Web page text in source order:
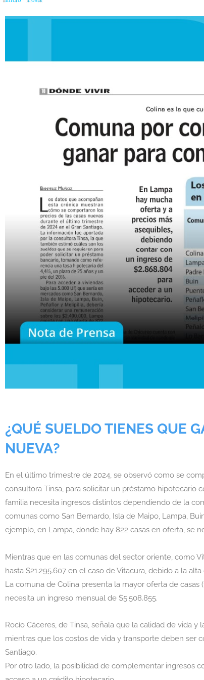
¿QUÉ SUELDO TIENES QUE
NUEVA?
En el último trimestre de 2024, se observó como se
consultora Tinsa, para solicitar un préstamo hipotecario
familia necesita ingresos distintos dependiendo de la
comunas como San Bernardo, Isla de Maipo, Lampa,
ejemplo, en Lampa, donde hay 822 casas en oferta, se
Mientras que en las comunas del sector oriente, como
hasta $21.295.607 en el caso de Vitacura, debido a la
La comuna de Colina presenta la mayor oferta de casas
necesita un ingreso mensual de $5.508.855.
Rocío Cáceres, de Tinsa, señala que la calidad de vida
mientras que los costos de vida y transporte deben ser
Santiago.
Por otro lado, la posibilidad de complementar ingresos